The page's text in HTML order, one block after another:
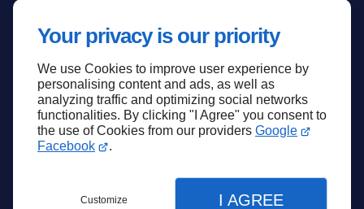
Your privacy is our priority
We use Cookies to improve user experience by
personalising content and ads, as well as
analyzing traffic and optimizing social networks
functionalities. By clicking "I Agree" you consent to
the use of Cookies from our providers Google
Facebook
.
Customize I AGREE
Haut de page